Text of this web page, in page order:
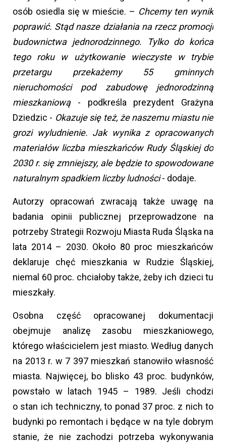
osób osiedla się w mieście. – Chcemy ten wynik
poprawić. Stąd nasze działania na rzecz promocji
budownictwa jednorodzinnego. Tylko do końca
tego roku w użytkowanie wieczyste w trybie
przetargu przekażemy 55 gminnych
nieruchomości pod zabudowę jednorodzinną
mieszkaniową - podkreśla prezydent Grażyna
Dziedzic - Okazuje się też, że naszemu miastu nie
grozi wyludnienie. Jak wynika z opracowanych
materiałów liczba mieszkańców Rudy Śląskiej do
2030 r. się zmniejszy, ale będzie to spowodowane
naturalnym spadkiem liczby ludności- dodaje.
Autorzy opracowań zwracają także uwagę na
badania opinii publicznej przeprowadzone na
potrzeby Strategii Rozwoju Miasta Ruda Śląska na
lata 2014 – 2030. Około 80 proc mieszkańców
deklaruje chęć mieszkania w Rudzie Śląskiej,
niemal 60 proc. chciałoby także, żeby ich dzieci tu
mieszkały.
Osobna część opracowanej dokumentacji
obejmuje analizę zasobu mieszkaniowego,
którego właścicielem jest miasto. Według danych
na 2013 r. w 7 397 mieszkań stanowiło własność
miasta. Najwięcej, bo blisko 43 proc. budynków,
powstało w latach 1945 – 1989. Jeśli chodzi
o stan ich techniczny, to ponad 37 proc. z nich to
budynki po remontach i będące w na tyle dobrym
stanie, że nie zachodzi potrzeba wykonywania